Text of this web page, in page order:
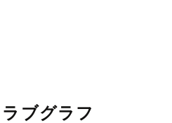
ラブグラフ